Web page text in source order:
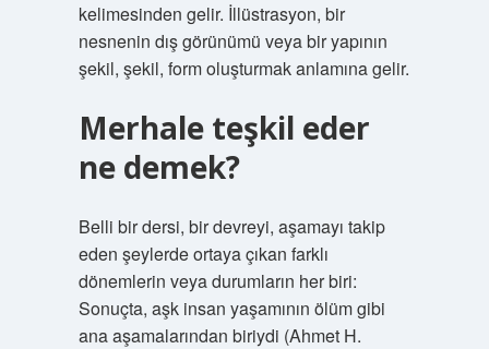
kelimesinden gelir. İllüstrasyon, bir
nesnenin dış görünümü veya bir yapının
şekil, şekil, form oluşturmak anlamına gelir.
Merhale teşkil eder
ne demek?
Belli bir dersi, bir devreyi, aşamayı takip
eden şeylerde ortaya çıkan farklı
dönemlerin veya durumların her biri:
Sonuçta, aşk insan yaşamının ölüm gibi
ana aşamalarından biriydi (Ahmet H.